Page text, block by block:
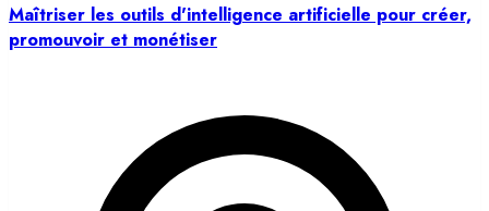
Maîtriser les outils d'intelligence artificielle pour créer,
promouvoir et monétiser